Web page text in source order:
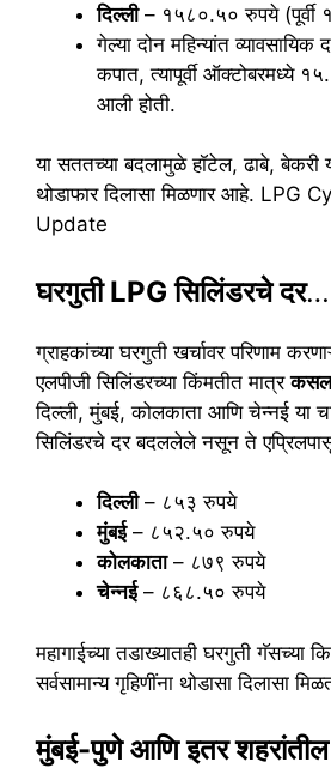
दिल्ली– १५८०.५० रुपये (पूर्वी
गेल्या दोन महिन्यांत
कपात, त्यापूर्वी ऑक्टोबरमध्ये
आली होती.
या सततच्या बदलामुळे हॉटेल, ढाबे, बेकरी
थोडाफार दिलासा मिळणार आहे. LPG
Update
घरगुती LPG सिलिंडरचे दर…
ग्राहकांच्या घरगुती खर्चावर परिणाम
एलपीजी सिलिंडरच्या किंमतीत मात्र
दिल्ली, मुंबई, कोलकाता आणि चेन्नई या
सिलिंडरचे दर बदललेले नसून ते
दिल्ली– ८५३ रुपये
मुंबई– ८५२.५० रुपये
कोलकाता– ८७९ रुपये
चेन्नई– ८६८.५० रुपये
महागाईच्या तडाख्यातही घरगुती गॅसच्या
सर्वसामान्य गृहिणींना थोडासा दिलासा
मुंबई-पुणे आणि इतर शहरांतील